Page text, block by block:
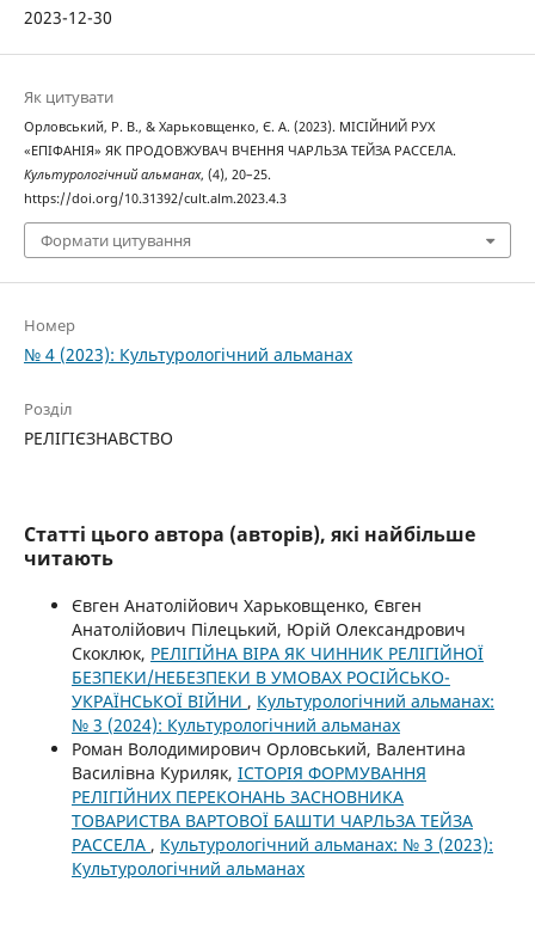
2023-12-30
Як цитувати
Орловський, Р. В., & Харьковщенко, Є. А. (2023). МІСІЙНИЙ РУХ
«ЕПІФАНІЯ» ЯК ПРОДОВЖУВАЧ ВЧЕННЯ ЧАРЛЬЗА ТЕЙЗА РАССЕЛА.
Культурологічний альманах, (4), 20–25.
https://doi.org/10.31392/cult.alm.2023.4.3
Формати цитування
Номер
№ 4 (2023): Культурологічний альманах
Розділ
РЕЛІГІЄЗНАВСТВО
Статті цього автора (авторів), які найбільше
читають
Євген Анатолійович Харьковщенко, Євген
Анатолійович Пілецький, Юрій Олександрович
Скоклюк, РЕЛІГІЙНА ВІРА ЯК ЧИННИК РЕЛІГІЙНОЇ
БЕЗПЕКИ/НЕБЕЗПЕКИ В УМОВАХ РОСІЙСЬКО-
УКРАЇНСЬКОЇ ВІЙНИ , Культурологічний альманах:
№ 3 (2024): Культурологічний альманах
Роман Володимирович Орловський, Валентина
Василівна Куриляк, ІСТОРІЯ ФОРМУВАННЯ
РЕЛІГІЙНИХ ПЕРЕКОНАНЬ ЗАСНОВНИКА
ТОВАРИСТВА ВАРТОВОЇ БАШТИ ЧАРЛЬЗА ТЕЙЗА
РАССЕЛА , Культурологічний альманах: № 3 (2023):
Культурологічний альманах